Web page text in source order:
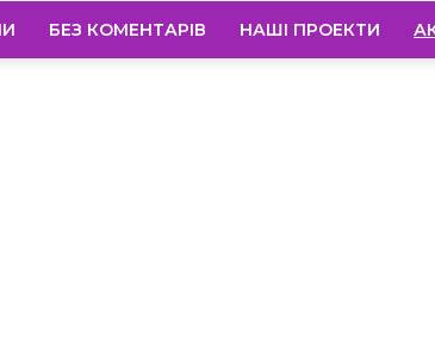
БЕЗ КОМЕНТАРІВ НАШІ ПРОЕКТИ